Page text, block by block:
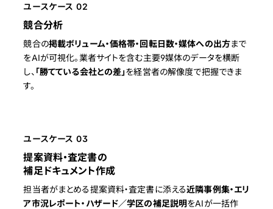
ユースケース 02
競合分析
競合の掲載ボリューム・価格帯・回転日数・媒体への出方まで
をAIが可視化。業者サイトを含む主要9媒体のデータを横断
し、 「勝てている会社との差」を経営者の解像度で把握できま
す。
ユースケース 03
提案資料・査定書の
補足ドキュメント作成
担当者がまとめる提案資料・査定書に添える近隣事例集・エリ
ア市況レポート・ハザード／学区の補足説明をAIが一括作